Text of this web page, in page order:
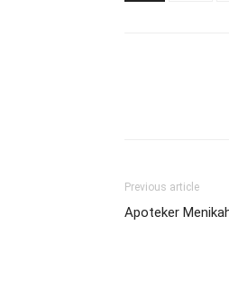
Previous article
Apoteker